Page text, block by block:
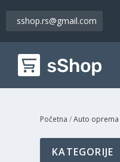
sshop.rs@gmail.com
Početna /Auto oprema
KATEGORIJE